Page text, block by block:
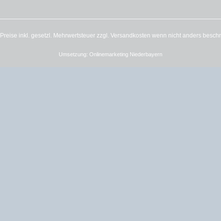
inkl. gesetzl. Mehrwertsteuer zzgl. Versandkosten wenn nicht anders
Umsetzung: Onlinemarketing Niederbayern